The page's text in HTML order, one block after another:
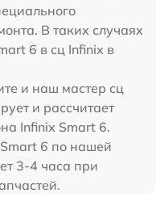
В таких случаях
6 в сц Infinix в
и наш мастер сц
и рассчитает
Infinix Smart 6.
6 по нашей
3-4 часа при